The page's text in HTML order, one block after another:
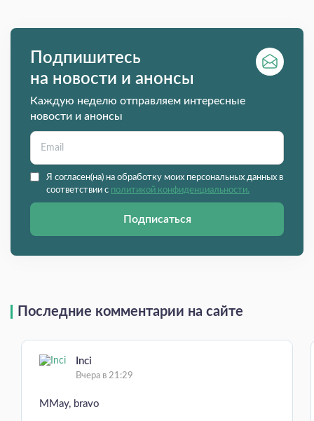
Подпишитесь
на новости и анонсы
Каждую неделю отправляем интересные
новости и анонсы
Я согласен(на) на обработку моих персональных данных в
соответствии с политикой конфиденциальности.
Подписаться
Последние комментарии на сайте
Inci
Вчера в 21:29
MMay, bravo